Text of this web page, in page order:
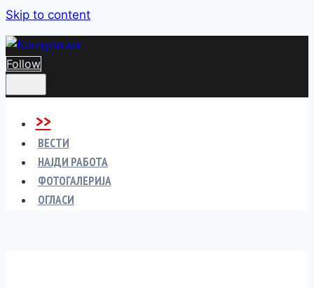
Skip to content
Follow
>>
ВЕСТИ
НАЈДИ РАБОТА
ФОТОГАЛЕРИЈА
ОГЛАСИ